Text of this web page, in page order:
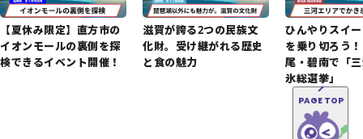
【夏休み限定】直方市の
イオンモールの裏側を探
検できるイベント開催！
滋賀が誇る2つの民族文
化財。受け継がれる歴史
と食の魅力
ひんやりスイ
を乗り切ろう
尾・碧南で「
氷総選挙」
PAGE TOP